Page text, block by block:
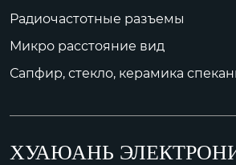
Радиочастотные разъемы
Микро расстояние вид
Сапфир, стекло, керамика
ХУАЮАНЬ